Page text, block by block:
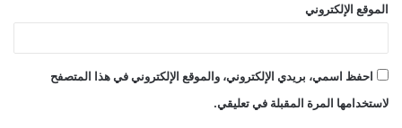
الموقع الإلكتروني
احفظ اسمي، بريدي الإلكتروني، والموقع الإلكتروني في هذا المتصفح
لاستخدامها المرة المقبلة في تعليقي.